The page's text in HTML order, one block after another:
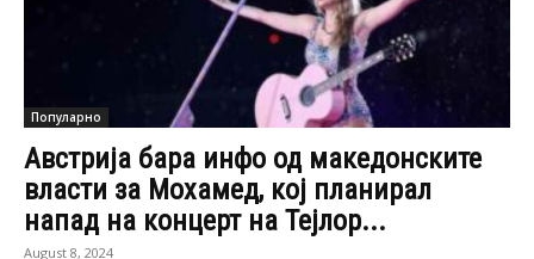
Популарно
Австрија бара инфо од македонските
власти за Мохамед, кој планирал
напад на концерт на Тејлор...
August 8, 2024